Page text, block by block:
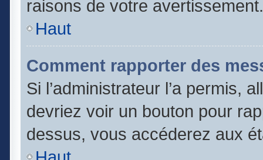
raisons de votre avertissement.
Haut
Comment rapporter des
Si l’administrateur l’a permis,
devriez voir un bouton pour
dessus, vous accéderez aux